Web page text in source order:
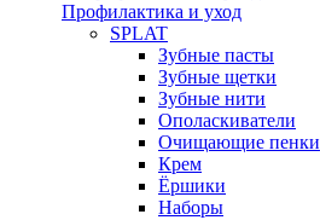
Профилактика и уход
SPLAT
Зубные пасты
Зубные щетки
Зубные нити
Ополаскиватели
Очищающие пенки
Крем
Ёршики
Наборы